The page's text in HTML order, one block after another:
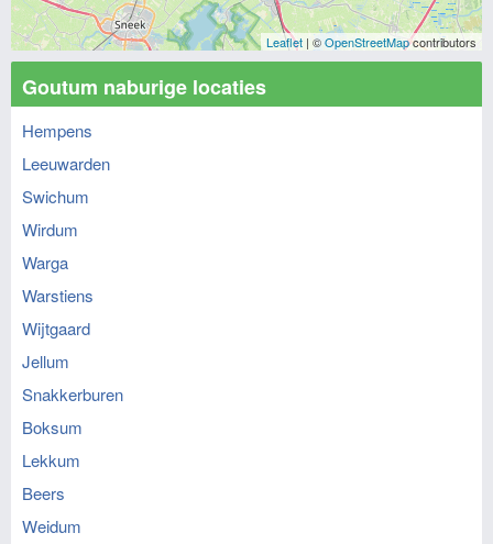
Leaflet | ©OpenStreetMapcontributors
Goutum naburige locaties
Hempens
Leeuwarden
Swichum
Wirdum
Warga
Warstiens
Wijtgaard
Jellum
Snakkerburen
Boksum
Lekkum
Beers
Weidum